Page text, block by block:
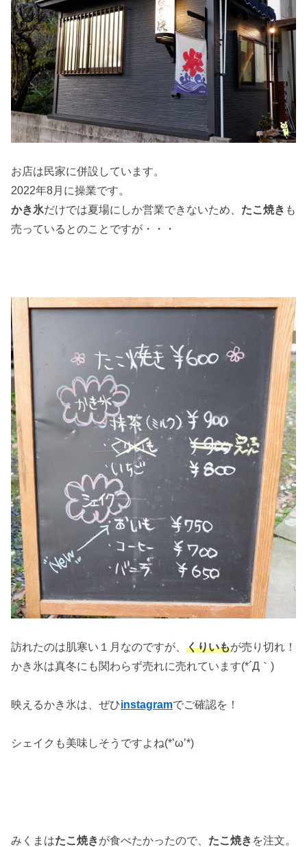
お店は民家に併設しています。
2022年8月に操業です。
かき氷だけでは夏場にしか営業できないため、 たこ焼き も
売っているとのことですが・・・
訪れたのは肌寒い１月なのですが、 くりいもが売り切れ！
かき氷は真冬にも関わらず売れに売れています(*´Д｀)
映えるかき氷は、ぜひinstagramでご確認を！
シェイクも美味しそうですよね(*’ω’*)
みくまはたこ焼きが食べたかったので、 たこ焼き を注文。